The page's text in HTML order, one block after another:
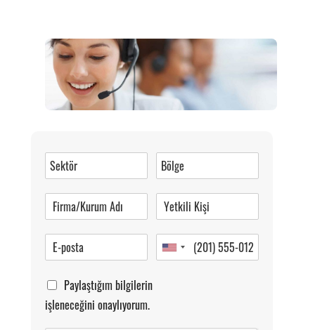
0 (216) 462 49 34
Pazartesi-Cumartesi 09.00-20.00
Paylaştığım bilgilerin
işleneceğini onaylıyorum.